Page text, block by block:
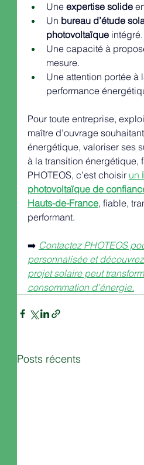
Une expertise solide
Un bureau d’étude
photovoltaïque intégré.
Une capacité à
mesure.
Une attention portée à
performance
Pour toute entreprise,
maître d’ouvrage
énergétique, valoriser ses
à la transition énergétique,
PHOTEOS, c’est choisir un
photovoltaïque de
Hauts-de-France, fiable,
performant.
➡️ Contactez PHOTEOS
personnalisée et
projet solaire peut
consommation d’énergie.
Posts récents